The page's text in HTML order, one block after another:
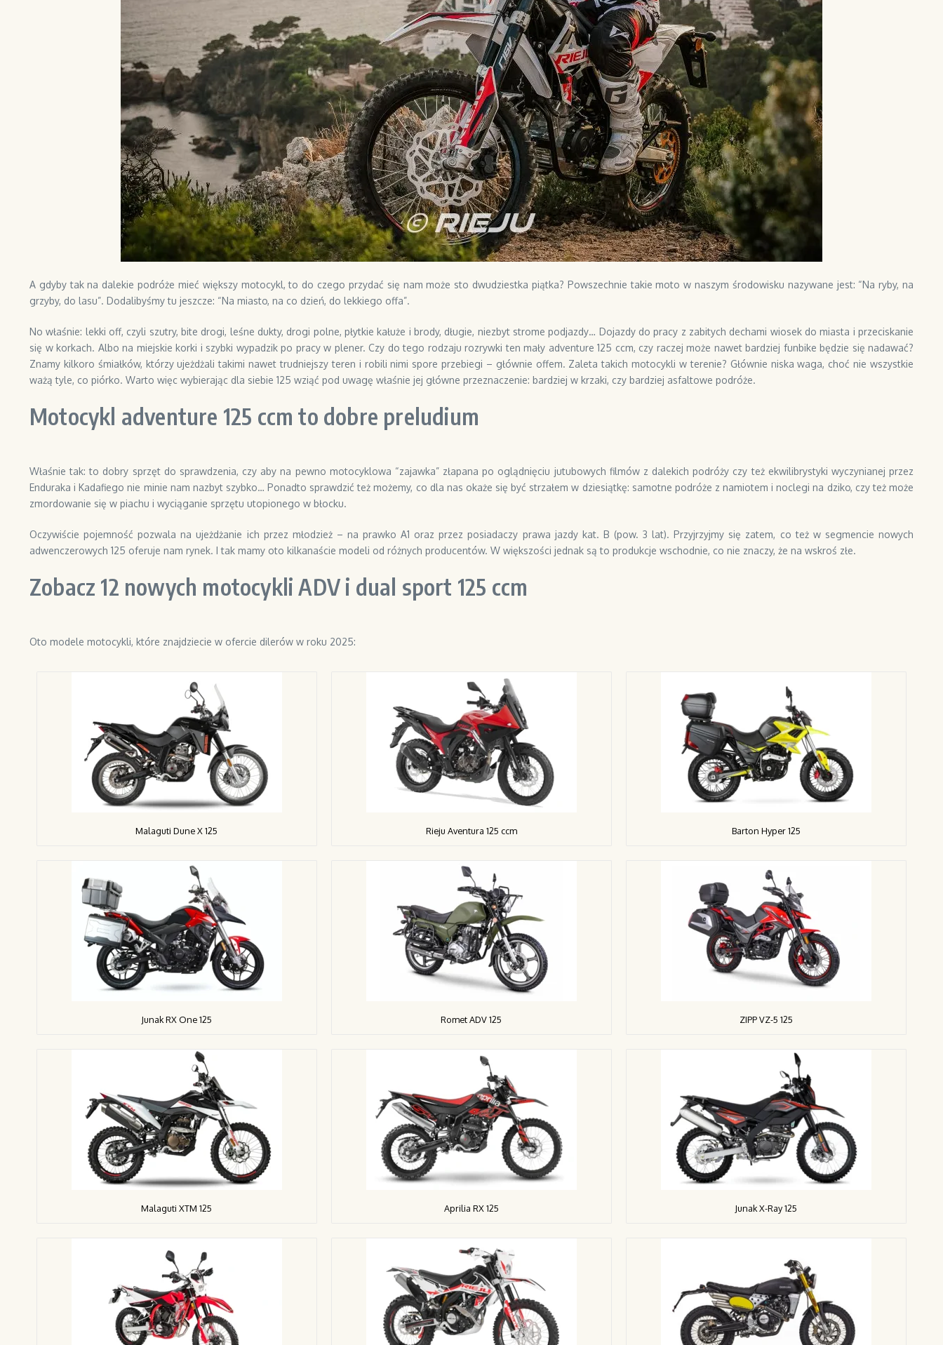
A gdyby tak na dalekie podróże mieć większy motocykl, to do czego przydać się nam może sto dwudziestka piątka? Powszechnie takie moto w naszym środowisku nazywane jest: “Na ryby, na
grzyby, do lasu”. Dodalibyśmy tu jeszcze: “Na miasto, na co dzień, do lekkiego offa”.
No właśnie: lekki off, czyli szutry, bite drogi, leśne dukty, drogi polne, płytkie kałuże i brody, długie, niezbyt strome podjazdy… Dojazdy do pracy z zabitych dechami wiosek do miasta i przeciskanie
się w korkach. Albo na miejskie korki i szybki wypadzik po pracy w plener. Czy do tego rodzaju rozrywki ten mały adventure 125 ccm, czy raczej może nawet bardziej funbike będzie się nadawać?
Znamy kilkoro śmiałków, którzy ujeżdżali takimi nawet trudniejszy teren i robili nimi spore przebiegi – głównie offem. Zaleta takich motocykli w terenie? Głównie niska waga, choć nie wszystkie
ważą tyle, co piórko. Warto więc wybierając dla siebie 125 wziąć pod uwagę właśnie jej główne przeznaczenie: bardziej w krzaki, czy bardziej asfaltowe podróże.
Motocykl adventure 125 ccm to dobre preludium
Właśnie tak: to dobry sprzęt do sprawdzenia, czy aby na pewno motocyklowa “zajawka” złapana po oglądnięciu jutubowych filmów z dalekich podróży czy też ekwilibrystyki wyczynianej przez
Enduraka i Kadafiego nie minie nam nazbyt szybko… Ponadto sprawdzić też możemy, co dla nas okaże się być strzałem w dziesiątkę: samotne podróże z namiotem i noclegi na dziko, czy też może
zmordowanie się w piachu i wyciąganie sprzętu utopionego w błocku.
Oczywiście pojemność pozwala na ujeżdżanie ich przez młodzież – na prawko A1 oraz przez posiadaczy prawa jazdy kat. B (pow. 3 lat). Przyjrzyjmy się zatem, co też w segmencie nowych
adwenczerowych 125 oferuje nam rynek. I tak mamy oto kilkanaście modeli od różnych producentów. W większości jednak są to produkcje wschodnie, co nie znaczy, że na wskroś złe.
Zobacz 12 nowych motocykli ADV i dual sport 125 ccm
Oto modele motocykli, które znajdziecie w ofercie dilerów w roku 2025:
Malaguti Dune X 125 Rieju Aventura 125 ccm Barton Hyper 125
Junak RX One 125 Romet ADV 125 ZIPP VZ-5 125
Malaguti XTM 125 Aprilia RX 125 Junak X-Ray 125